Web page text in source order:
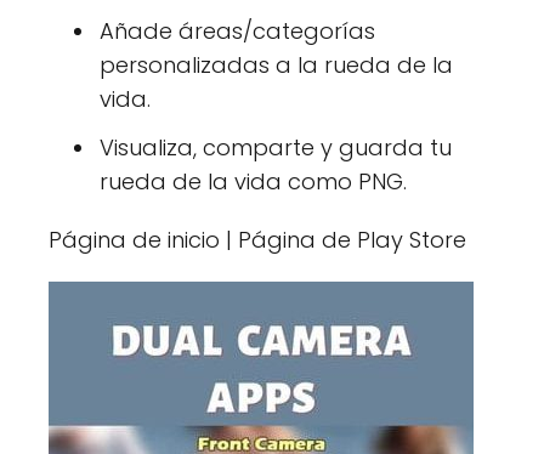
Añade áreas/categorías
personalizadas a la rueda de la
vida.
Visualiza, comparte y guarda tu
rueda de la vida como PNG.
Página de inicio | Página de Play Store